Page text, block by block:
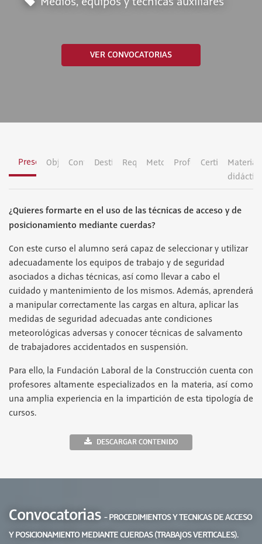
VER CONVOCATORIAS
Presentación
ObjetivosContenidosDestinatariosRequisitosMetodologíaProfesoradoCertificación
Material
¿Quieres formarte en el uso de las técnicas de acceso y de
posicionamiento mediante cuerdas?
Con este curso el alumno será capaz de seleccionar y utilizar
adecuadamente los equipos de trabajo y de seguridad
asociados a dichas técnicas, así como llevar a cabo el
cuidado y mantenimiento de los mismos. Además, aprenderá
a manipular correctamente las cargas en altura, aplicar las
medidas de seguridad adecuadas ante condiciones
meteorológicas adversas y conocer técnicas de salvamento
de trabajadores accidentados en suspensión.
Para ello, la Fundación Laboral de la Construcción cuenta con
profesores altamente especializados en la materia, así como
una amplia experiencia en la impartición de esta tipología de
cursos.
DESCARGAR CONTENIDO
Convocatorias - PROCEDIMIENTOS Y TECNICAS DE ACCESO
Y POSICIONAMIENTO MEDIANTE CUERDAS (TRABAJOS VERTICALES).